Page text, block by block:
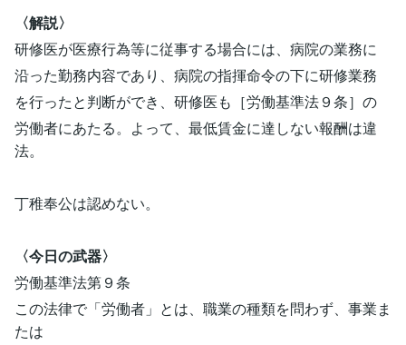
〈解説〉
研修医が医療行為等に従事する場合には、病院の業務に
沿った勤務内容であり、病院の指揮命令の下に研修業務
を行ったと判断ができ、研修医も［労働基準法９条］の
労働者にあたる。よって、最低賃金に達しない報酬は違
法。
丁稚奉公は認めない。
〈今日の武器〉
労働基準法第９条
この法律で「労働者」とは、職業の種類を問わず、事業ま
たは